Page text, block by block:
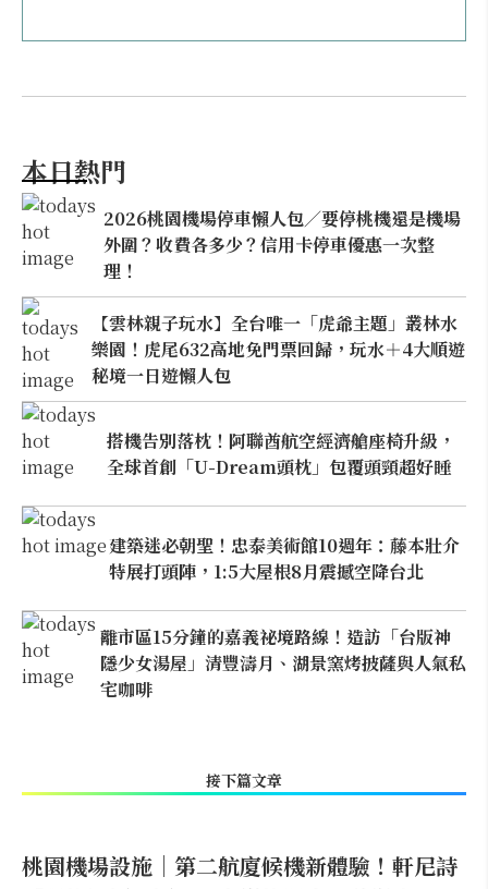
本日熱門
2026桃園機場停車懶人包／要停桃機還是機場
外圍？收費各多少？信用卡停車優惠一次整
理！
【雲林親子玩水】全台唯一「虎爺主題」叢林水
樂園！虎尾632高地免門票回歸，玩水＋4大順遊
秘境一日遊懶人包
搭機告別落枕！阿聯酋航空經濟艙座椅升級，
全球首創「U-Dream頭枕」包覆頭頸超好睡
建築迷必朝聖！忠泰美術館10週年：藤本壯介
特展打頭陣，1:5大屋根8月震撼空降台北
離市區15分鐘的嘉義祕境路線！造訪「台版神
隱少女湯屋」清豐濤月、湖景窯烤披薩與人氣私
宅咖啡
接下篇文章
桃園機場設施｜第二航廈候機新體驗！軒尼詩